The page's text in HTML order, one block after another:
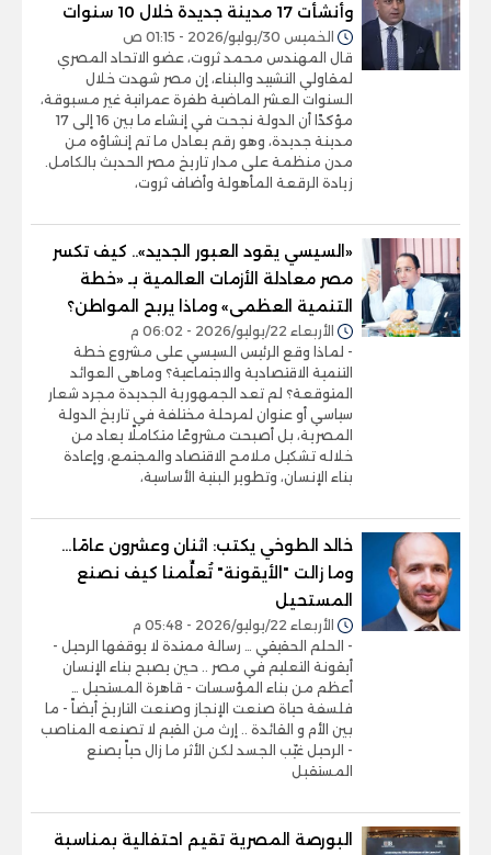
وأنشأت 17 مدينة جديدة خلال 10 سنوات
الخميس 30/يوليو/2026 - 01:15 ص
قال المهندس محمد ثروت، عضو الاتحاد المصري
لمقاولي التشييد والبناء، إن مصر شهدت خلال
السنوات العشر الماضية طفرة عمرانية غير مسبوقة،
مؤكدًا أن الدولة نجحت في إنشاء ما بين 16 إلى 17
مدينة جديدة، وهو رقم يعادل ما تم إنشاؤه من
مدن منظمة على مدار تاريخ مصر الحديث بالكامل.
زيادة الرقعة المأهولة وأضاف ثروت،
«السيسي يقود العبور الجديد».. كيف تكسر
مصر معادلة الأزمات العالمية بـ «خطة
التنمية العظمى» وماذا يربح المواطن؟
الأربعاء 22/يوليو/2026 - 06:02 م
- لماذا وقع الرئيس السيسي على مشروع خطة
التنمية الاقتصادية والاجتماعية؟ وماهى العوائد
المتوقعة؟ لم تعد الجمهورية الجديدة مجرد شعار
سياسي أو عنوان لمرحلة مختلفة في تاريخ الدولة
المصرية، بل أصبحت مشروعًا متكاملًا يعاد من
خلاله تشكيل ملامح الاقتصاد والمجتمع، وإعادة
بناء الإنسان، وتطوير البنية الأساسية،
خالد الطوخي يكتب: اثنان وعشرون عامًا…
وما زالت "الأيقونة" تُعلِّمنا كيف نصنع
المستحيل
الأربعاء 22/يوليو/2026 - 05:48 م
- الحلم الحقيقي … رسالة ممتدة لا يوقفها الرحيل -
أيقونة التعليم في مصر .. حين يصبح بناء الإنسان
أعظم من بناء المؤسسات - قاهرة المستحيل …
فلسفة حياة صنعت الإنجاز وصنعت التاريخ أيضاً - ما
بين الأم و القائدة .. إرث من القيم لا تصنعه المناصب
- الرحيل غيّب الجسد لكن الأثر ما زال حياً يصنع
المستقبل
البورصة المصرية تقيم احتفالية بمناسبة